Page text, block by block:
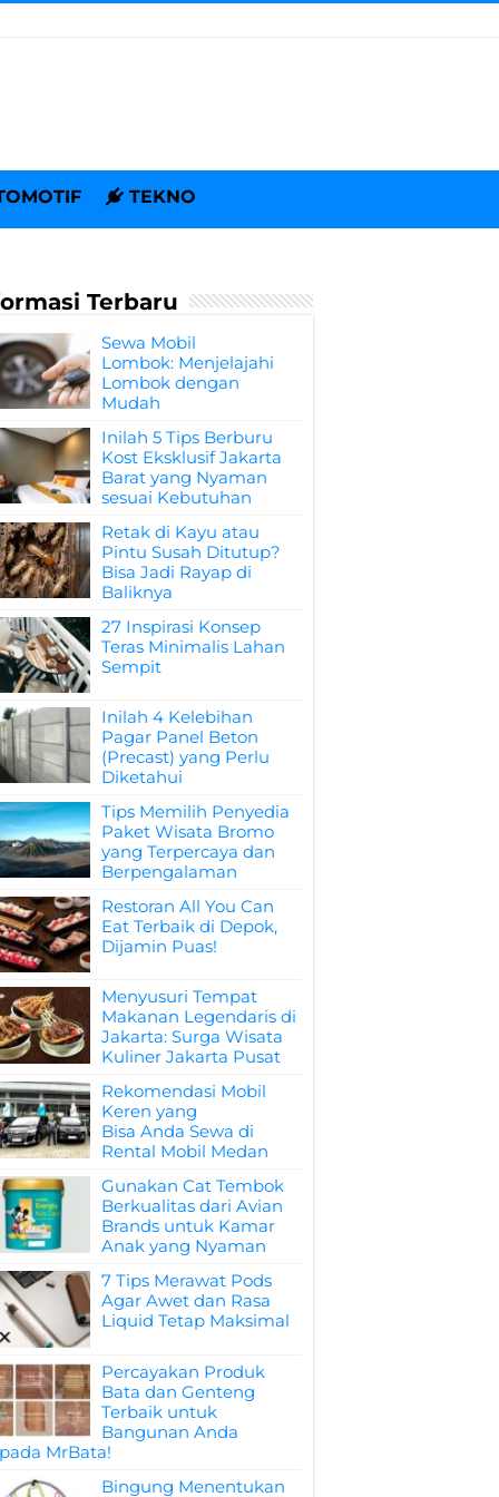
TEKNO
Terbaru
Sewa Mobil
Lombok: Menjelajahi
Lombok dengan
Mudah
Inilah 5 Tips Berburu
Kost Eksklusif Jakarta
Barat yang Nyaman
sesuai Kebutuhan
Retak di Kayu atau
Pintu Susah Ditutup?
Bisa Jadi Rayap di
Baliknya
27 Inspirasi Konsep
Teras Minimalis Lahan
Sempit
Inilah 4 Kelebihan
Pagar Panel Beton
(Precast) yang Perlu
Diketahui
Tips Memilih Penyedia
Paket Wisata Bromo
yang Terpercaya dan
Berpengalaman
Restoran All You Can
Eat Terbaik di Depok,
Dijamin Puas!
Menyusuri Tempat
Makanan Legendaris di
Jakarta: Surga Wisata
Kuliner Jakarta Pusat
Rekomendasi Mobil
Keren yang
Bisa Anda Sewa di
Rental Mobil Medan
Gunakan Cat Tembok
Berkualitas dari Avian
Brands untuk Kamar
Anak yang Nyaman
7 Tips Merawat Pods
Agar Awet dan Rasa
Liquid Tetap Maksimal
Percayakan Produk
Bata dan Genteng
Terbaik untuk
Bangunan Anda
MrBata!
Bingung Menentukan